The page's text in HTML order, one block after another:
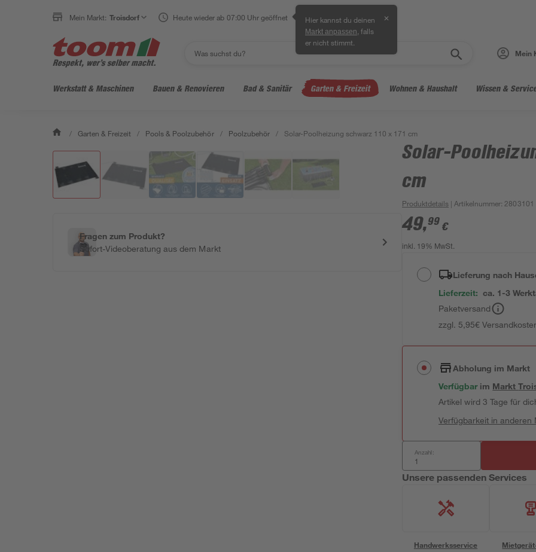
Mein Markt: Troisdorf Heute wieder ab 07:00 Uhr geöffnet Hier kannst du deinen
Markt anpassen , falls
er nicht stimmt.
✕
Mein
Werkstatt & Maschinen Bauen & Renovieren Bad & Sanitär Garten & Freizeit Wohnen & Haushalt Wissen &
/ Garten & Freizeit / Pools & Poolzubehör / Poolzubehör / Solar-Poolheizung schwarz 110 x 171 cm
Fragen zum Produkt?
Sofort-Videoberatung aus dem Markt
Solar-
cm
Produktdetails | Artikelnummer: 2803101
49,99 €
inkl. 19% MwSt.
Lieferung nach
Lieferzeit: ca. 1-3
Paketversand
zzgl. 5,95€
Abholung im Markt
Verfügbar im Markt
Artikel wird 3 Tage für
Verfügbarkeit in anderen
Anzahl:
Unsere passenden Services
Handwerksservice